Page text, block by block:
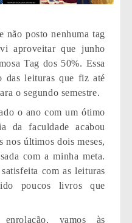
não posto nenhuma tag
aproveitar que junho
Tag dos 50%. Essa
das leituras que fiz até
o segundo semestre.
o ano com um ótimo
da faculdade acabou
nos últimos dois meses,
com a minha meta.
com as leituras
poucos livros que
vamos às